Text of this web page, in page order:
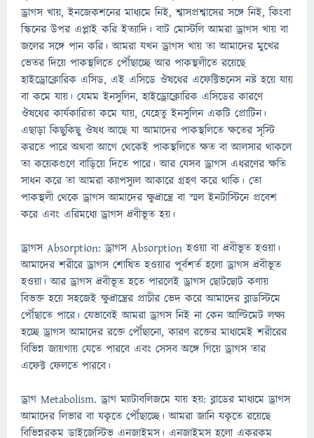
ড্রাগস খায়, ইনজেকশনের মাধ্যমে নিই, শ্বাসপ্রশ্বাসের সঙ্গে নিই, কিংবা
স্কিনের উপর এপ্লাই করি ইত্যাদি। বাট মোস্টলি আমরা ড্রাগস খায় বা
জলের সঙ্গে পান করি। আমরা যখন ড্রাগস খায় তা আমাদের মুখের
ভেতর দিয়ে পাকস্থলিতে পৌঁছাচ্ছে আর পাকস্থলীতে রয়েছে
হাইড্রোক্লোরিক এসিড, এই এসিডে ঔষধের এফেক্টিভনেস নষ্ট হয়ে যায়
বা কমে যায়। যেমম ইনসুলিন, হাইড্রোক্লোরিক এসিডের কারণে
ঔষধের কার্যকারিতা কমে যায়, যেহেতু ইনসুলিন একটি প্রোটিন।
এছাড়া কিছুকিছু ঔষধ আছে যা আমাদের পাকস্থলিতে ক্ষতের সৃস্টি
করতে পারে অথবা আগে থেকেই পাকস্থলিতে ক্ষত বা আলসার থাকলে
তা কয়েকগুণে বাড়িয়ে দিতে পারে। আর যেসব ড্রাগস এধরণের ক্ষতি
সাধন করে তা আমরা ক্যাপস্যুল আকারে গ্রহণ করে থাকি। তো
পাকস্থলী থেকে ড্রাগস আমাদের ক্ষুদ্রান্ত্রে বা স্মল ইনটাস্টিনে প্রবেশ
করে এবং এরিমধ্যে ড্রাগস দ্রবীভূত হয়।
ড্রাগস Absorption: ড্রাগস Absorption হওয়া বা দ্রবীভূত হওয়া।
আমাদের শরীরে ড্রাগস শোষিত হওয়ার পূর্বশর্ত হলো ড্রাগস দ্রবীভূত
হওয়া। আর ড্রাগস দ্রবীভূত হতে পারলেই ড্রাগস ছোটছোট কণায়
বিভক্ত হয়ে সহজেই ক্ষুদ্রান্ত্রের প্রাচীর ভেদ করে আমাদের ব্লাডস্টিমে
পৌঁছাতে পারে। যেভাবেই আমরা ড্রাগস নিই না কেন আল্টিমেট লক্ষ্য
হচ্ছে ড্রাগস আমাদের রক্তে পৌঁছানো, কারণ রক্তের মাধ্যমেই শরীরের
বিভিন্ন জায়গায় যেতে পারবে এবং সেসব অঙ্গে গিয়ে ড্রাগস তার
এফেক্ট ফেলতে পারবে।
ড্রাগ Metabolism. ড্রাগ ম্যাটাবলিজমে যায় হয়: ব্লাডের মাধ্যমে ড্রাগস
আমাদের লিভার বা যকৃতে পৌঁছাচ্ছে। আমরা জানি যকৃতে রয়েছে
বিভিন্নরকম ডাইজেস্টিভ এনজাইমস। এনজাইমস হলো একরকম